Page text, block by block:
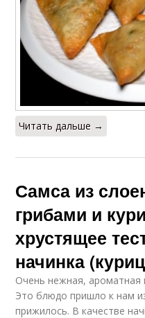
Читать дальше →
Самса из
грибами и
хрустящее
начинка
Очень нежная, ароматная
Это блюдо пришло к нам
прижилось. В качестве